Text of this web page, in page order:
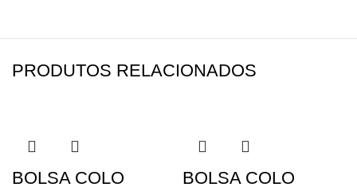
PRODUTOS RELACIONADOS
BOLSA COLO
BOLSA COLO